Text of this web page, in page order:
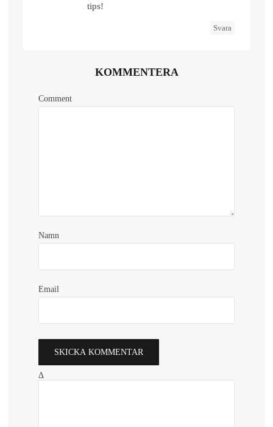
tips!
Svara
KOMMENTERA
Comment
Namn
Email
Δ